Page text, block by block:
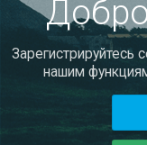
Зарегистрируйтесь
нашим